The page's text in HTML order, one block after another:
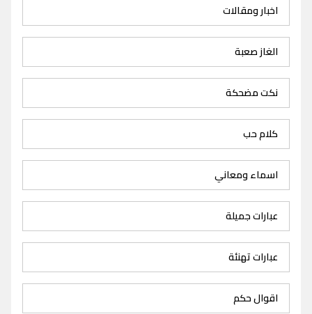
اخبار ومقالات
الغاز صعبة
نكت مضحكة
كلام حب
اسماء ومعاني
عبارات جميلة
عبارات تهنئة
اقوال حكم